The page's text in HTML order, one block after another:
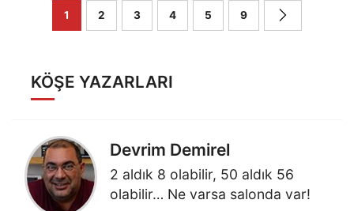
1 2 3 4 5 9
KÖŞE YAZARLARI
Devrim Demirel
2 aldık 8 olabilir, 50 aldık 56
olabilir… Ne varsa salonda var!